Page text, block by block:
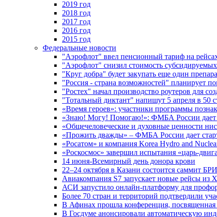
2019 год
2018 год
2017 год
2016 год
2015 год
Федеральные новости
"Аэрофлот" ввел пенсионный тариф на
"Аэрофлот" снизил стоимость
"Круг добра" будет закупать еще один
"Россия - страна возможностей" планирует
"Ростех" начал производство роутеров для
"Тотальный диктант" напишут 5 апреля в 50
«Время героев»: участники программы
«Знаю! Могу! Помогаю!»: ФМБА России дает
«Общечеловеческие и духовные ценности
«Прожить дважды» – ФМБА России дает
«Росатом» и компания Korea Hydro and
«Роскосмос» завершил испытания «царь-
14 июня-Всемирный день донора крови
22–24 октября в Казани состоится саммит
Авиакомпания S7 запускает новые рейсы из
АСИ запустило онлайн-платформу для
Более 70 стран и территорий подтвердили
В Афинах прошла конференция,
В Госдуме анонсировали автоматическую